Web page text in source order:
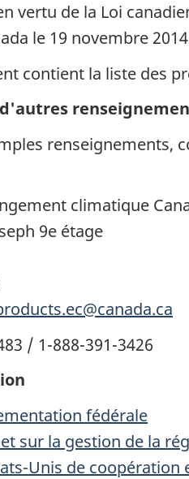
vertu de la Loi
le 19 novembre
contient la liste des
renseignements,
climatique
9e étage
/ 1-888-391-3426
fédérale
sur la gestion de la
Unis de